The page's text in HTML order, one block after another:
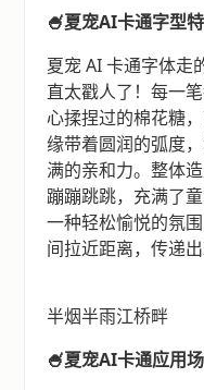
🍧夏宠AI卡通字型
夏宠 AI 卡通字体走
直太戳人了！每一
心揉捏过的棉花糖
缘带着圆润的弧度
满的亲和力。整体
蹦蹦跳跳，充满了
一种轻松愉悦的氛
间拉近距离，传递出
半烟半雨江桥畔
🍧夏宠AI卡通应用